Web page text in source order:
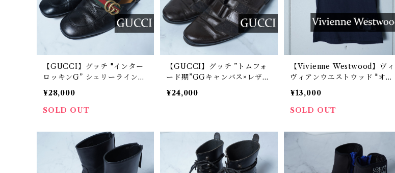
【GUCCI】グッチ "インター
ロッキンG” シェリーラインレ
k
¥28,000
SOLD OUT
【GUCCI】グッチ ”トムフォ
ード期”GGキャンバス×レザー
ベルクロローカットスニーカ
ー black
¥24,000
【Vivienne Westwood】ヴィ
ヴィアンウエストウッド "オー
ブロゴ刺繍” 半袖カットソー b
lack
¥13,000
SOLD OUT